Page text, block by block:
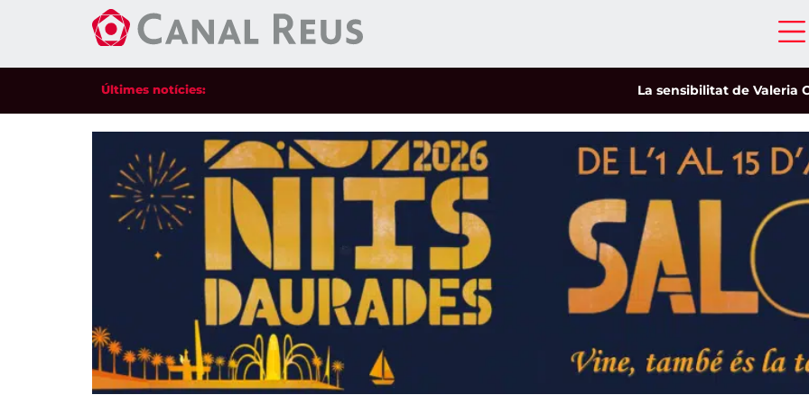
Últimes notícies: La sensibilitat de Valeria